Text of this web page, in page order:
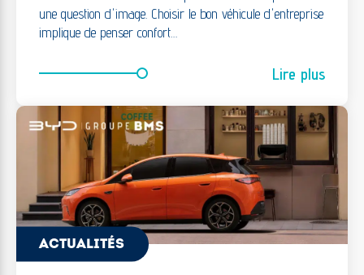
une question d'image. Choisir le bon véhicule d'entreprise
implique de penser confort…
Lire plus
ACTUALITÉS